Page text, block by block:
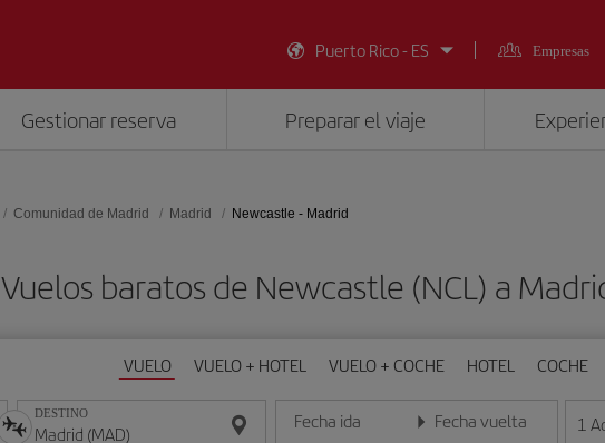
Puerto Rico - ES
Empresas
Gestionar reserva Preparar el viaje
Comunidad de Madrid Madrid Newcastle - Madrid
Vuelos baratos de Newcastle (NCL) a
VUELO VUELO + HOTEL VUELO + COCHE HOTEL COCHE
DESTINO Fecha ida
Introduce la fecha en formato día/mes/año
Fecha vuelta
Introduce la fecha en 1